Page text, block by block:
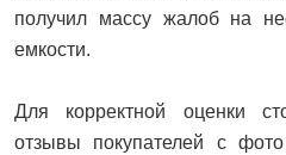
получил массу жалоб на
емкости.
Для корректной оценки
отзывы покупателей с